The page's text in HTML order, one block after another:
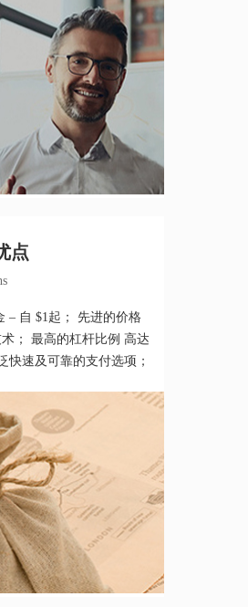
点
– 自 $1起； 先进的价格
； 最高的杠杆比例 高达
快速及可靠的支付选项；